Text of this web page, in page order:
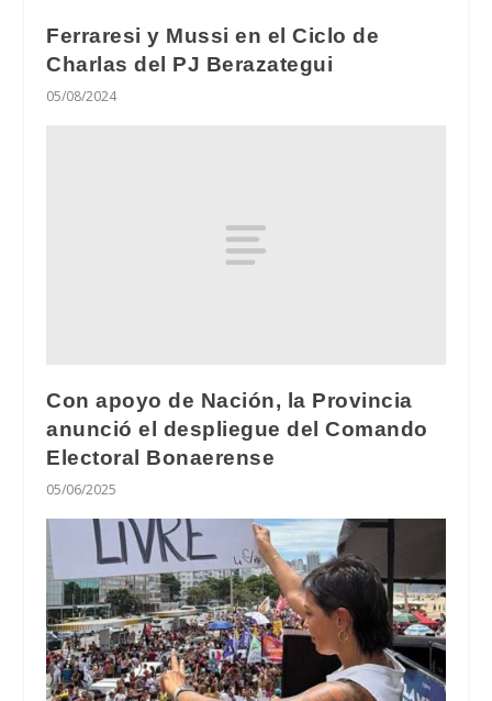
Ferraresi y Mussi en el Ciclo de
Charlas del PJ Berazategui
05/08/2024
Con apoyo de Nación, la Provincia
anunció el despliegue del Comando
Electoral Bonaerense
05/06/2025